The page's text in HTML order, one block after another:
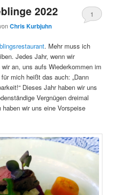
2022
Chris Kurbjuhn
1
. Mehr muss ich
Jedes Jahr, wenn wir
an, uns aufs Wiederkommen im
mich heißt das auch: „Dann
Dieses Jahr haben wir uns
Vergnügen dreimal
wir uns eine Vorspeise